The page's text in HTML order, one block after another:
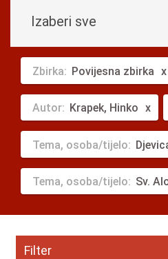
Izaberi sve
Zbirka: Povijesna zbirka
Autor: Krapek, Hinko
Tema, osoba/tijelo:
Tema, osoba/tijelo: Sv.
Filter